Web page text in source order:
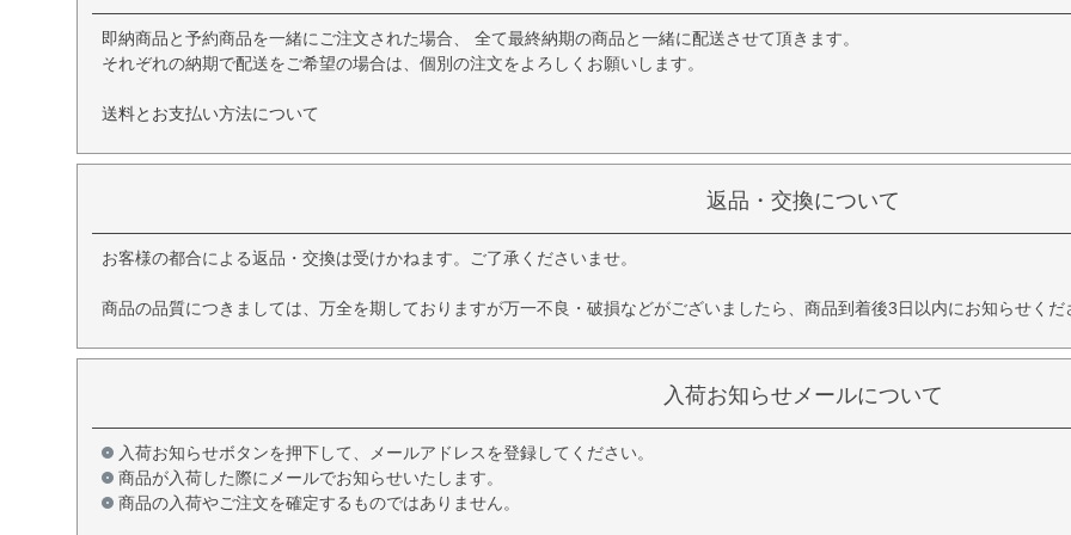
即納商品と予約商品を一緒にご注文された場合、 全て最終納期の商品と一緒に配送させて頂きます。
それぞれの納期で配送をご希望の場合は、個別の注文をよろしくお願いします。
送料とお支払い方法について
返品・交換について
お客様の都合による返品・交換は受けかねます。ご了承くださいませ。
商品の品質につきましては、万全を期しておりますが万一不良・破損などがございましたら、商品到着後3日以内にお知らせくだ
入荷お知らせメールについて
入荷お知らせボタンを押下して、メールアドレスを登録してください。
商品が入荷した際にメールでお知らせいたします。
商品の入荷やご注文を確定するものではありません。